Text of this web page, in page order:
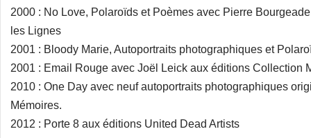
2000 : No Love, Polaroïds et Poèmes avec Pierre
les Lignes
2001 : Bloody Marie, Autoportraits photographiques et
2001 : Email Rouge avec Joël Leick aux éditions Collection
2010 : One Day avec neuf autoportraits photographiques
Mémoires.
2012 : Porte 8 aux éditions United Dead Artists